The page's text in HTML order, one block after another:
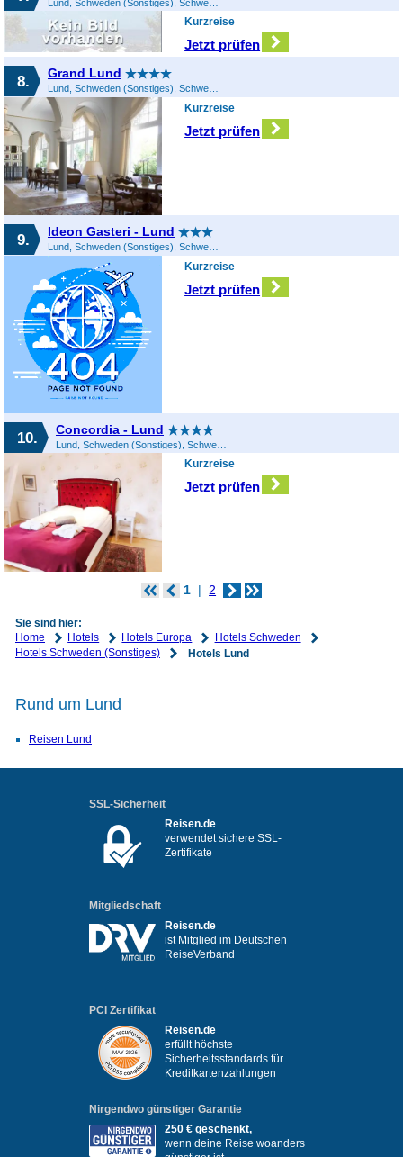
Lund, Schweden (Sonstiges), Schweden
Kurzreise
Jetzt prüfen
8. Grand Lund
Lund, Schweden (Sonstiges), Schweden
Kurzreise
Jetzt prüfen
9. Ideon Gasteri - Lund
Lund, Schweden (Sonstiges), Schweden
Kurzreise
Jetzt prüfen
10. Concordia - Lund
Lund, Schweden (Sonstiges), Schweden
Kurzreise
Jetzt prüfen
1 2
Sie sind hier:
Home
Hotels Hotels Europa
Hotels Schweden
Hotels Schweden (Sonstiges)
Hotels Lund
Rund um Lund
Reisen Lund
SSL-Sicherheit
Reisen.de
verwendet sichere SSL-
Zertifikate
Mitgliedschaft
Reisen.de
ist Mitglied im Deutschen
ReiseVerband
PCI Zertifikat
Reisen.de
erfüllt höchste
Sicherheitsstandards für
Kreditkartenzahlungen
Nirgendwo günstiger Garantie
250 € geschenkt,
wenn deine Reise woanders